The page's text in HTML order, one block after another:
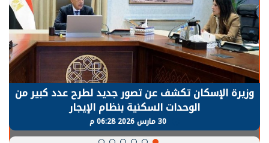
وزيرة الإسكان تكشف عن تصور جديد لطرح عدد كبير من
الوحدات السكنية بنظام الإيجار